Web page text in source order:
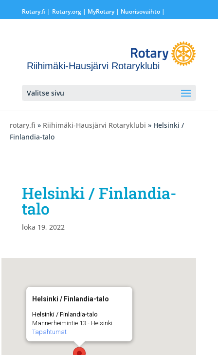
Rotary.fi | Rotary.org| MyRotary | Nuorisovaihto|
Riihimäki-Hausjärvi Rotaryklubi
Valitse sivu
rotary.fi » Riihimäki-Hausjärvi Rotaryklubi » Helsinki /
Finlandia-talo
Helsinki / Finlandia-
talo
loka 19, 2022
Helsinki / Finlandia-talo
Helsinki / Finlandia-talo
Mannerheimintie 13 - Helsinki
Tapahtumat